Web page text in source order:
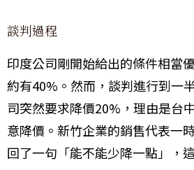
談判過程
印度公司剛開始給出的條件相當
約有40%。然而，談判進行到一
司突然要求降價20%，理由是台
意降價。新竹企業的銷售代表一
回了一句「能不能少降一點」，